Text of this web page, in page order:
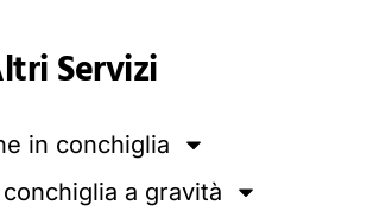
Servizi
in conchiglia
a gravità